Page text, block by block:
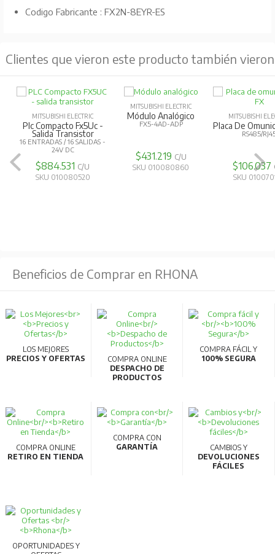
Codigo Fabricante : FX2N-8EYR-ES
Clientes que vieron este producto también vieron
MITSUBISHI ELECTRIC
Plc Compacto Fx5Uc -
Salida Transistor
16 ENTRADAS / 16 SALIDAS -
24V DC
$884.531 C/U
SKU 010080520
MITSUBISHI ELECTRIC
Módulo Analógico
FX5-4AD-ADP
$431.219 C/U
SKU 010080860
MITSUBISHI
Placa De
RS485/
$106.037
SKU
Beneficios de Comprar en RHONA
LOS MEJORES
PRECIOS Y OFERTAS
COMPRA ONLINE
DESPACHO DE
PRODUCTOS
COMPRA FÁCIL Y
100% SEGURA
COMPRA ONLINE
RETIRO EN TIENDA
COMPRA CON
GARANTÍA
CAMBIOS Y
DEVOLUCIONES
FÁCILES
OPORTUNIDADES Y